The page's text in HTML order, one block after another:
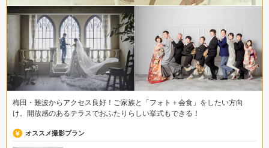
梅田・難波からアクセス良好！ご家族と「フォト＋会食」をしたい方向
け。開放感のあるテラスでおふたりらしい挙式もできる！
オススメ撮影プラン